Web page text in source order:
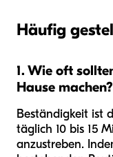
Häufig
1. Wie oft
Hause machen?
Beständigkeit ist
täglich 10 bis 15
anzustreben.